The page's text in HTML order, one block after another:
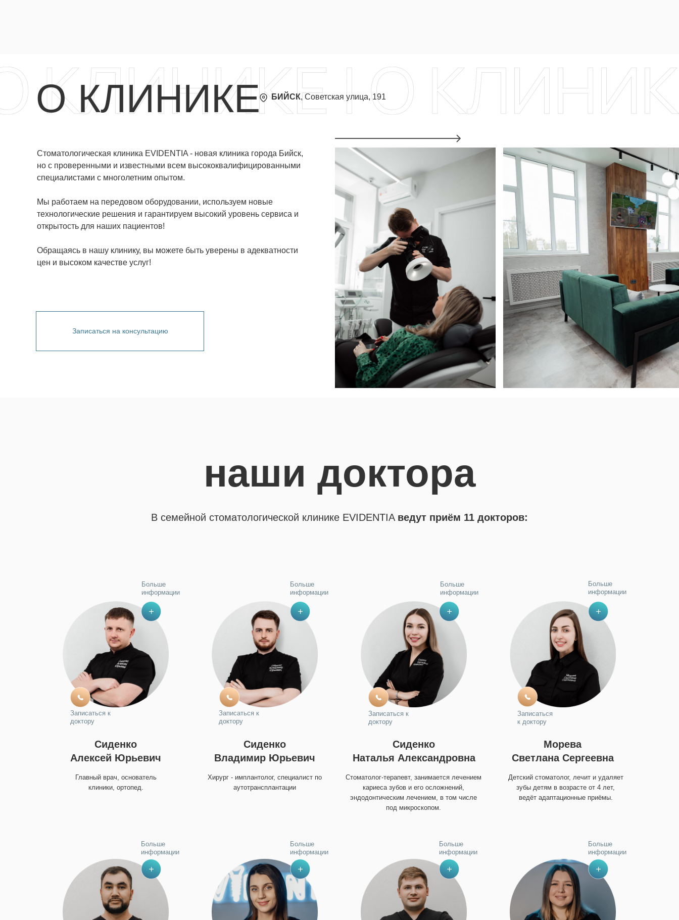
О КЛИНИКЕ
Стоматологическая клиника EVIDENTIA - новая клиника города Бийск,
но с проверенными и известными всем высококвалифицированными
специалистами с многолетним опытом.
Мы работаем на передовом оборудовании, используем новые
технологические решения и гарантируем высокий уровень сервиса и
открытость для наших пациентов!
Обращаясь в нашу клинику, вы можете быть уверены в адекватности
цен и высоком качестве услуг!
БИЙСК, Советская улица, 191
Записаться на консультацию
наши доктора
В семейной стоматологической клинике EVIDENTIA ведут приём 11 докторов:
Сиденко
Алексей Юрьевич
Главный врач, основатель
клиники, ортопед.
Больше
информации
Записаться к
доктору
Сиденко
Владимир Юрьевич
Хирург - имплантолог, специалист по
аутотрансплантации
Больше
информации
Записаться к
доктору
Сиденко
Наталья Александровна
Стоматолог-терапевт, занимается лечением
кариеса зубов и его осложнений,
эндодонтическим лечением, в том числе
под микроскопом.
Больше
информации
Записаться к
доктору
Морева
Светлана Сергеевна
Детский стоматолог, лечит и удаляет
зубы детям в возрасте от 4 лет,
ведёт адаптационные приёмы.
Больше
информации
Записаться
к доктору
Больше
информации
Больше
информации
Больше
информации
Больше
информации